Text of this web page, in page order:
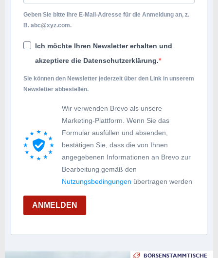
Geben Sie bitte Ihre E-Mail-Adresse für die Anmeldung an, z.
B. abc@xyz.com.
Ich möchte Ihren Newsletter erhalten und
akzeptiere die Datenschutzerklärung.
Sie können den Newsletter jederzeit über den Link in unserem
Newsletter abbestellen.
Wir verwenden Brevo als unsere
Marketing-Plattform. Wenn Sie das
Formular ausfüllen und absenden,
bestätigen Sie, dass die von Ihnen
angegebenen Informationen an Brevo zur
Bearbeitung gemäß den
Nutzungsbedingungen übertragen werden
ANMELDEN
BÖRSENSTAMMTISCHE